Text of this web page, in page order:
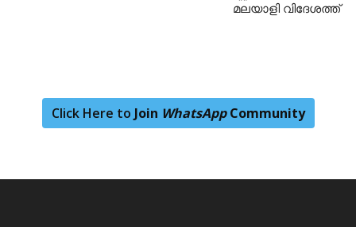
മലയാളി വിദേശത്ത്
Click Here to Join WhatsAppCommunity